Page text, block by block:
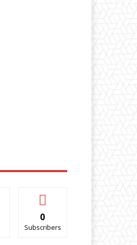
0
Subscribers